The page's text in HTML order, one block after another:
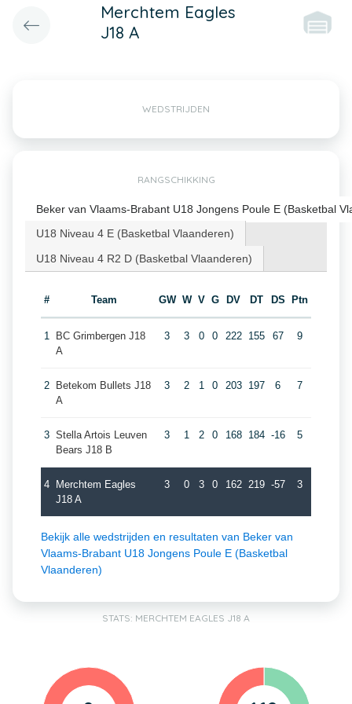
Merchtem Eagles
J18 A
WEDSTRIJDEN
RANGSCHIKKING
Beker van Vlaams-Brabant U18 Jongens Poule E (Basketbal
U18 Niveau 4 E (Basketbal Vlaanderen)
U18 Niveau 4 R2 D (Basketbal Vlaanderen)
# Team GW W V G DV DT DS Ptn
1
BC Grimbergen J18
A
3 3 0 0 222 155 67 9
2
Betekom Bullets J18
A
3 2 1 0 203 197 6 7
3 Stella Artois Leuven
Bears J18 B
3 1 2 0 168 184 -16 5
4
Merchtem Eagles
J18 A
3 0 3 0 162 219 -57 3
Bekijk alle wedstrijden en resultaten van Beker van
Vlaams-Brabant U18 Jongens Poule E (Basketbal
Vlaanderen)
STATS: MERCHTEM EAGLES J18 A